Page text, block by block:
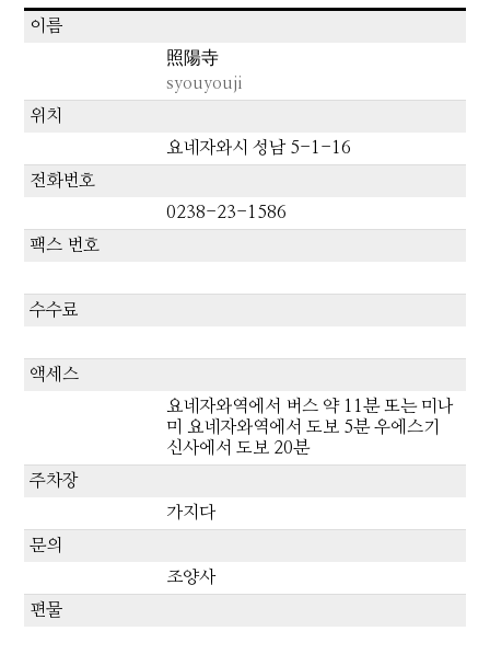
이름
照陽寺
syouyouji
위치
요네자와시 성남 5-1-16
전화번호
0238-23-1586
팩스 번호
수수료
액세스
요네자와역에서 버스 약 11분 또는 미나
미 요네자와역에서 도보 5분 우에스기
신사에서 도보 20분
주차장
가지다
문의
조양사
편물